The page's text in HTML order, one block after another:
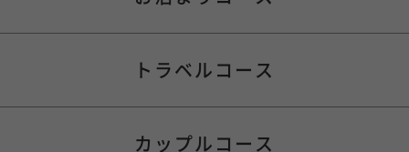
トラベルコース
カップルコース